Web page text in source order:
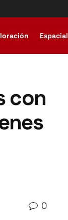
Espacial
con
0